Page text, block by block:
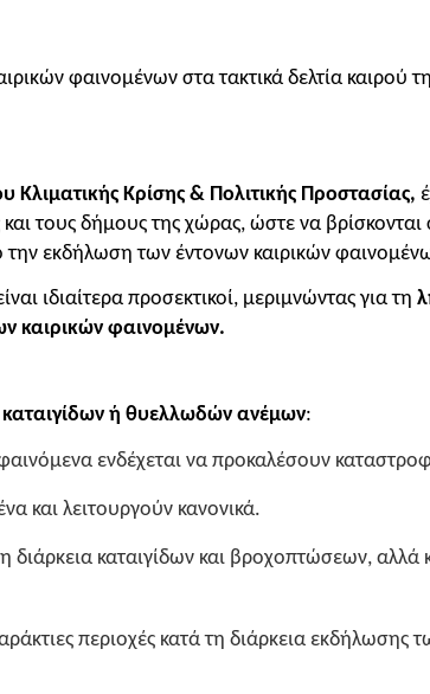
φαινομένων στα τακτικά δελτία καιρού
Κλιματικής Κρίσης & Πολιτικής Προστασίας,
τους δήμους της χώρας, ώστε να βρίσκονται
την εκδήλωση των έντονων καιρικών
ιδιαίτερα προσεκτικοί, μεριμνώντας για τη
καιρικών φαινομένων.
ή θυελλωδών ανέμων:
ενδέχεται να προκαλέσουν
και λειτουργούν κανονικά.
καταιγίδων και βροχοπτώσεων, αλλά
περιοχές κατά τη διάρκεια εκδήλωσης